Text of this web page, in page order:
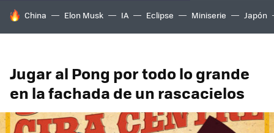
HOY SE HABLA DE
China Elon Musk IA Eclipse Miniserie Japón
Jugar al Pong por todo lo grande
en la fachada de un rascacielos